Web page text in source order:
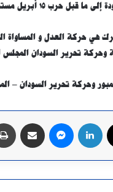
حرب ١٥ أبريل مستحيلة.
هي حركة العدل و المساواة
تحرير السودان المجلس
وحركة تحرير السودان –
لينكدإن ماسنجر مشاركة عبر البريد